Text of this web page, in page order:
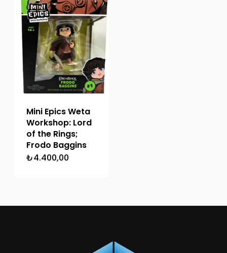
Mini Epics Weta
Workshop: Lord
of the Rings;
Frodo Baggins
₺4.400,00